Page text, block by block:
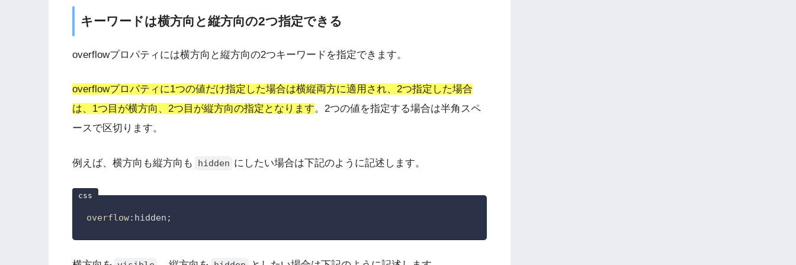
キーワードは横方向と縦方向の2つ指定できる
overflowプロパティには横方向と縦方向の2つキーワードを指定できます。
overflowプロパティに1つの値だけ指定した場合は横縦両方に適用され、2つ指定した場合
は、1つ目が横方向、2つ目が縦方向の指定となります。2つの値を指定する場合は半角スペ
ースで区切ります。
例えば、横方向も縦方向も hidden にしたい場合は下記のように記述します。
overflow:hidden ;